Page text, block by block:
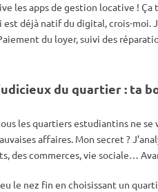
les apps de gestion locative !
est déjà natif du digital, crois-moi.
du loyer, suivi des
du quartier : ta
les quartiers estudiantins ne
affaires. Mon secret ?
des commerces, vie sociale…
eu le nez fin en choisissant un